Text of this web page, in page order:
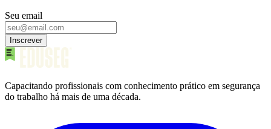
Seu email
Inscrever
Capacitando profissionais com conhecimento prático em segurança
do trabalho há mais de uma década.